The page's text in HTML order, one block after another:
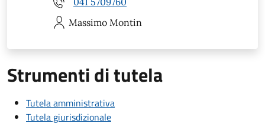
Massimo Montin
Strumenti di tutela
Tutela amministrativa
Tutela giurisdizionale